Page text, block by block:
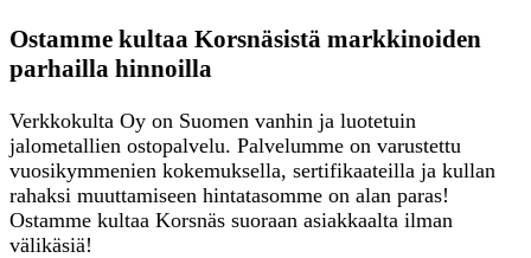
Ostamme kultaa Korsnäsistä markkinoiden
parhailla hinnoilla
Verkkokulta Oy on Suomen vanhin ja luotetuin
jalometallien ostopalvelu. Palvelumme on varustettu
vuosikymmenien kokemuksella, sertifikaateilla ja kullan
rahaksi muuttamiseen hintatasomme on alan paras!
Ostamme kultaa Korsnäs suoraan asiakkaalta ilman
välikäsiä!